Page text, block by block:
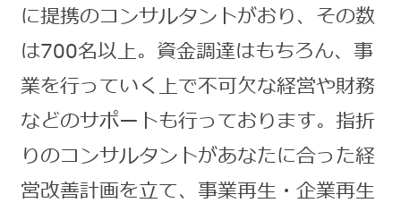
に提携のコンサルタントがおり、その数
は700名以上。資金調達はもちろん、事
業を行っていく上で不可欠な経営や財務
などのサポートも行っております。指折
りのコンサルタントがあなたに合った経
営改善計画を立て、事業再生・企業再生